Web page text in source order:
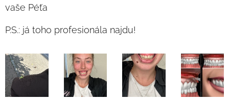
vaše Péťa
P.S.: já toho profesionála najdu!